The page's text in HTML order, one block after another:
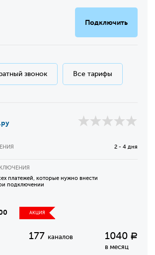
Подключить
звонок Все тарифы
2 - 4 дня
платежей, которые нужно внести
подключении
АКЦИЯ
177 каналов 1040 Р
в месяц